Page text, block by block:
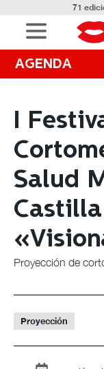
71
AGENDA
I
Salud
Proyección de
Proyección